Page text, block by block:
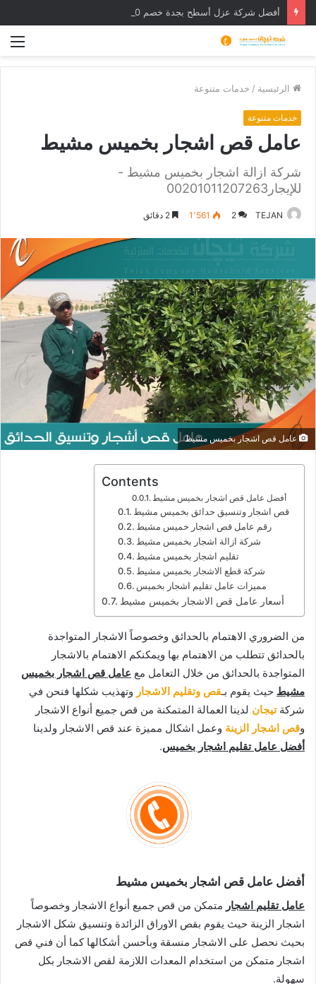
أفضل شركة عزل أسطح بجدة خصم 30% وأرخص شركة عوازل
الرئيسية / خدمات متنوعة
خدمات متنوعة
عامل قص اشجار بخميس مشيط
شركة ازالة اشجار بخميس مشيط -
للإيجار00201011207263
TEJAN
2 1٬561
عامل قص اشجار بخميس مشيط
Contents
أفضل عامل قص اشجار بخميس مشيط
قص اشجار وتنسيق حدائق بخميس مشيط
رقم عامل قص اشجار خميس مشيط
شركة ازالة اشجار بخميس مشيط
تقليم اشجار بخميس مشيط
شركة قطع الاشجار بخميس مشيط
مميزات عامل تقليم اشجار بخميس
أسعار عامل قص الاشجار بخميس مشيط
من الضروري الاهتمام بالحدائق وخصوصاً الاشجار المتواجدة
بالحدائق تتطلب من الاهتمام بها ويمكنكم الاهتمام بالاشجار
المتواجدة بالحدائق من خلال التعامل مع عامل قص اشجار بخميس
مشيط حيث يقوم بـقص وتقليم الاشجار وتهذيب شكلها فنحن في
شركةتيجان لدينا العمالة المتمكنة من قص جميع أنواع الاشجار
وقص اشجار الزينة وعمل اشكال مميزة عند قص الاشجار ولدينا
أفضل عامل تقليم اشجار بخميس.
أفضل عامل قص اشجار بخميس مشيط
عامل تقليم اشجار متمكن من قص جميع أنواع الاشجار وخصوصاً
اشجار الزينة حيث يقوم بقص الاوراق الزائدة وتنسيق شكل الاشجار
بحيث نحصل على الاشجار منسقة وبأحسن أشكالها كما أن فني قص
اشجار متمكن من استخدام المعدات اللازمة لقص الاشجار بكل
سهولة.